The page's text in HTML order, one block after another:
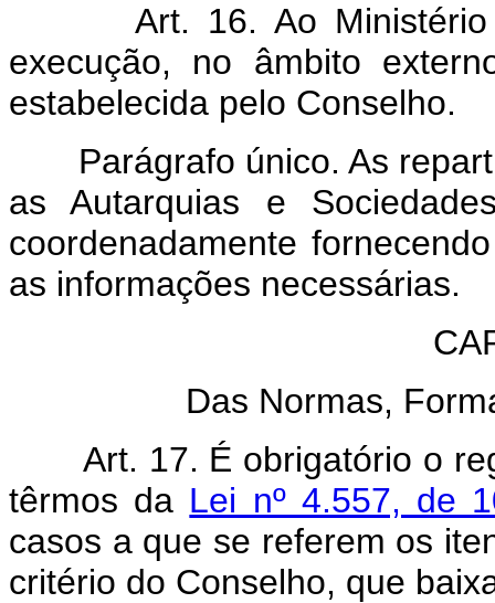
Art. 16. Ao
execução, no âmbito
estabelecida pelo Conselho.
Parágrafo único. As
as Autarquias e
coordenadamente
as informações necessárias.
Das Normas,
Art. 17. É obrigatório o
têrmos da Lei nº 4.557, de
casos a que se referem os
critério do Conselho, que